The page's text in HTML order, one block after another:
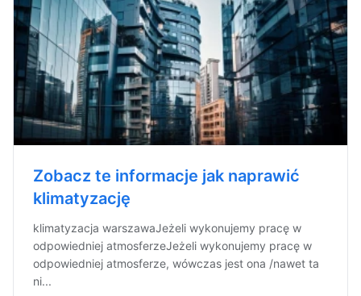
Zobacz te informacje jak naprawić
klimatyzację
klimatyzacja warszawaJeżeli wykonujemy pracę w
odpowiedniej atmosferzeJeżeli wykonujemy pracę w
odpowiedniej atmosferze, wówczas jest ona /nawet ta
ni...